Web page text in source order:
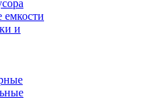
емкости
и